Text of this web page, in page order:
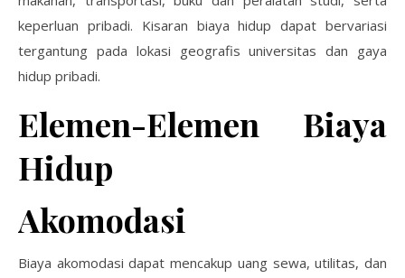
keperluan pribadi. Kisaran biaya hidup dapat bervariasi
tergantung pada lokasi geografis universitas dan gaya
hidup pribadi.
Elemen-Elemen Biaya
Hidup
Akomodasi
Biaya akomodasi dapat mencakup uang sewa, utilitas, dan